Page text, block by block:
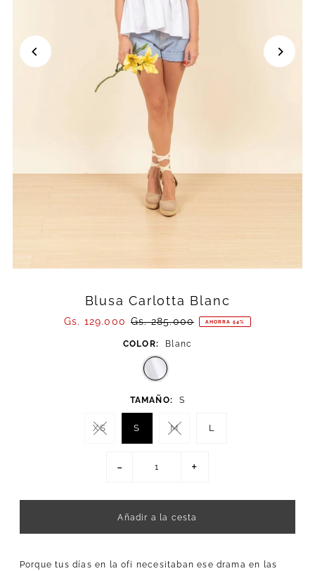
Blusa Carlotta Blanc
Gs. 129.000 Gs. 285.000 AHORRA 54%
COLOR: Blanc
TAMAÑO: S
XS S M L
- +
Porque tus días en la ofi necesitaban ese drama en las